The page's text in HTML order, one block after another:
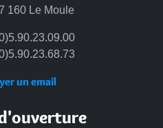
160 Le Moule
un email